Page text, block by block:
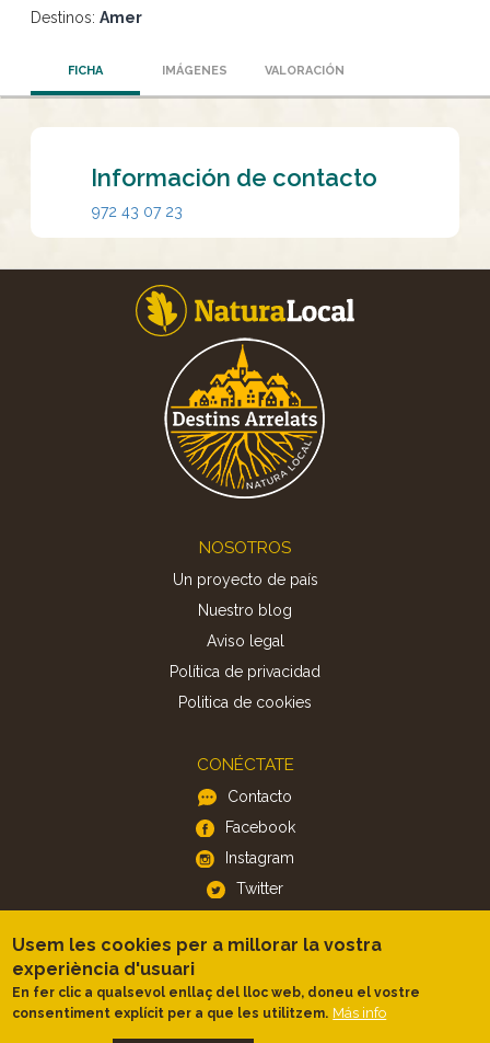
Destinos: Amer
FICHA IMÁGENES VALORACIÓN
Información de contacto
972 43 07 23
NOSOTROS
Un proyecto de país
Nuestro blog
Aviso legal
Política de privacidad
Politica de cookies
CONÉCTATE
Contacto
Facebook
Instagram
Twitter
APP
iOS
Android
Usem les cookies per a millorar la vostra
experiència d'usuari
En fer clic a qualsevol enllaç del lloc web, doneu el vostre
consentiment explícit per a que les utilitzem. Más info